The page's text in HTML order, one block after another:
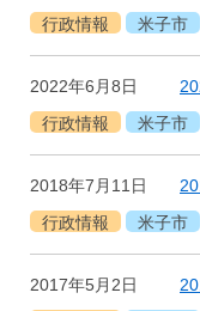
行政情報
米子市
2022年6月8日
行政情報
米子市
2018年7月11日
行政情報
米子市
2017年5月2日